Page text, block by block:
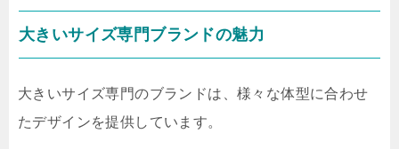
大きいサイズ専門ブランドの魅力
大きいサイズ専門のブランドは、様々な体型に合わせ
たデザインを提供しています。